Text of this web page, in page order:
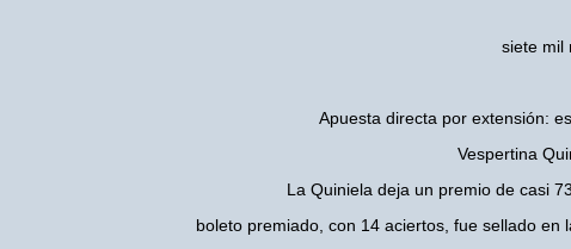
siete mil
Apuesta directa por extensión:
Vespertina
La Quiniela deja un premio de casi
boleto premiado, con 14 aciertos, fue sellado